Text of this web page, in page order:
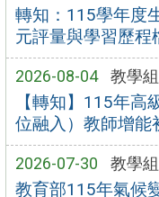
轉知：115學年度
元評量與學習歷程
2026-08-04 教學組
【轉知】115年
位融入）教師增能
2026-07-30 教學組
教育部115年氣候